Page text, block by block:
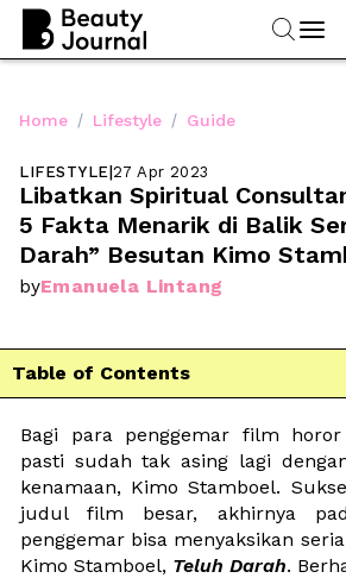
Home / Lifestyle / Guide
LIFESTYLE|27 Apr 2023
Libatkan Spiritual
5 Fakta Menarik di Balik
Darah” Besutan Kimo
byEmanuela Lintang
Table of Contents
Bagi para penggemar film
pasti sudah tak asing lagi
kenamaan, Kimo Stamboel.
judul film besar, akhirnya
penggemar bisa menyaksikan
Kimo Stamboel, Teluh Darah.